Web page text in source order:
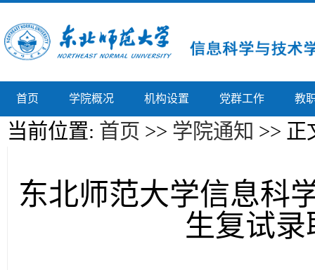
首页 学院概况 机构设置 党群工作 教
当前位置: 首页 >> 学院通知 >> 正
东北师范大学信息科
生复试